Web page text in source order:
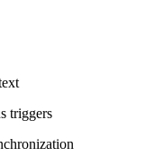
triggers